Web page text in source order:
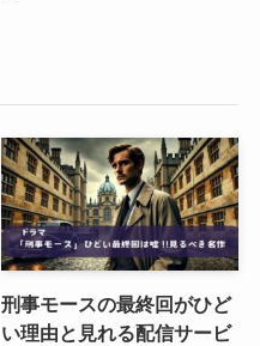
刑事モースの最終回がひど
い理由と見れる配信サービ